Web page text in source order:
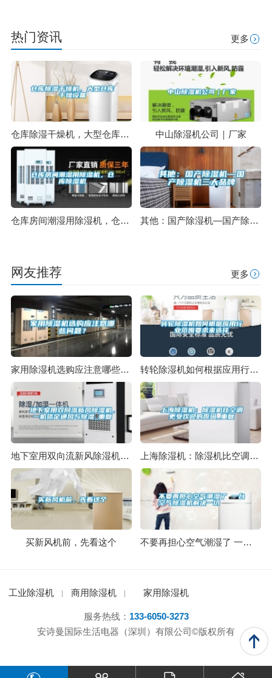
热门资讯 更多
仓库除湿干燥机，大型仓库干燥设备 中山除湿机公司｜厂家
仓库房间潮湿用除湿机，仓库除湿机 其他：国产除湿机—国产除湿机三大品牌
网友推荐 更多
家用除湿机选购应注意哪些问题？ 转轮除湿机如何根据应用行业范围要求来选择
地下室用双向流新风除湿机，一机搞定通风与除湿_重复 上海除湿机：除湿机比空调更受欢迎的原因_重复
买新风机前，先看这个 不要再担心空气潮湿了 一台空气除湿机解决一切
工业除湿机 商用除湿机 家用除湿机
服务热线： 133-6050-3273
安诗曼国际生活电器（深圳）有限公司©版权所有